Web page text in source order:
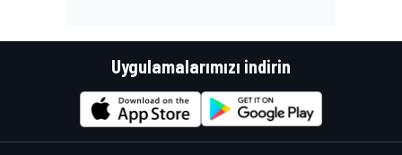
Uygulamalarımızı indirin